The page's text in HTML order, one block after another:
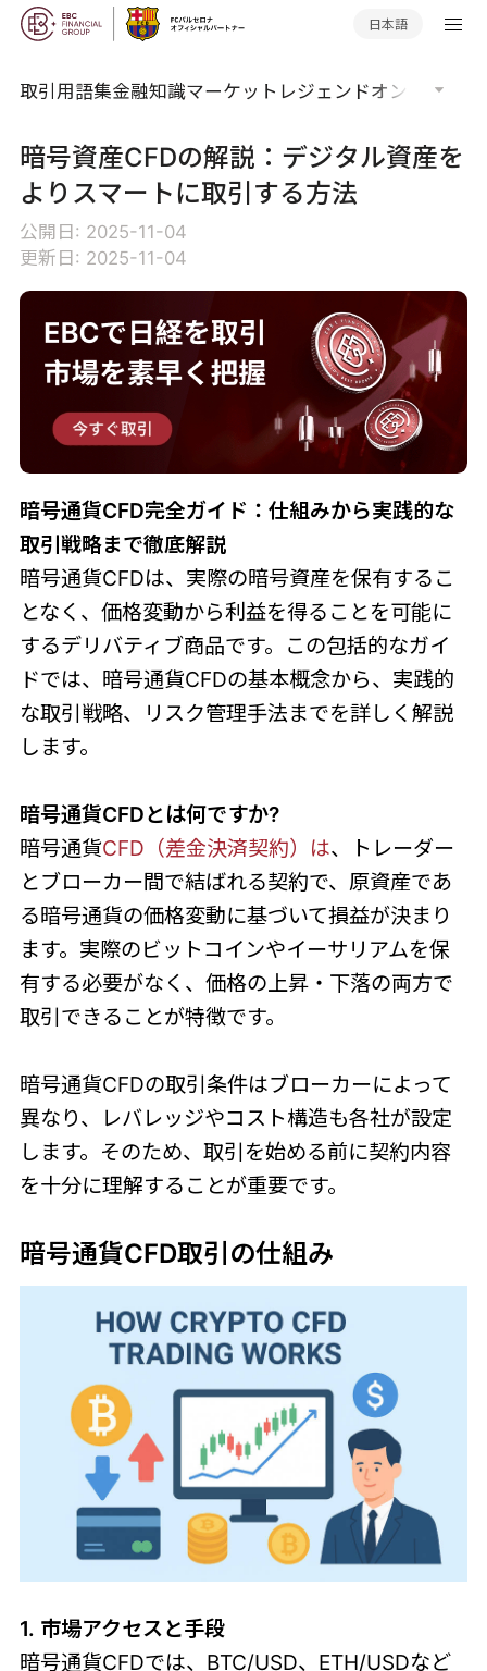
日本語
取引用語集金融知識マーケットレジェンドオンライン
暗号資産CFDの解説：デジタル資産を
よりスマートに取引する方法
公開日: 2025-11-04
更新日: 2025-11-04
暗号通貨CFD完全ガイド：仕組みから実践的な
取引戦略まで徹底解説
暗号通貨CFDは、実際の暗号資産を保有するこ
となく、価格変動から利益を得ることを可能に
するデリバティブ商品です。この包括的なガイ
ドでは、暗号通貨CFDの基本概念から、実践的
な取引戦略、リスク管理手法までを詳しく解説
します。
暗号通貨CFDとは何ですか?
暗号通貨CFD（差金決済契約）は、トレーダー
とブローカー間で結ばれる契約で、原資産であ
る暗号通貨の価格変動に基づいて損益が決まり
ます。実際のビットコインやイーサリアムを保
有する必要がなく、価格の上昇・下落の両方で
取引できることが特徴です。
暗号通貨CFDの取引条件はブローカーによって
異なり、レバレッジやコスト構造も各社が設定
します。そのため、取引を始める前に契約内容
を十分に理解することが重要です。
暗号通貨CFD取引の仕組み
1. 市場アクセスと手段
暗号通貨CFDでは、BTC/USD、ETH/USDなど